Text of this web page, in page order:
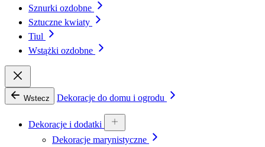
Sznurki ozdobne
Sztuczne kwiaty
Tiul
Wstążki ozdobne
Wstecz Dekoracje do domu i ogrodu
Dekoracje i dodatki
Dekoracje marynistyczne